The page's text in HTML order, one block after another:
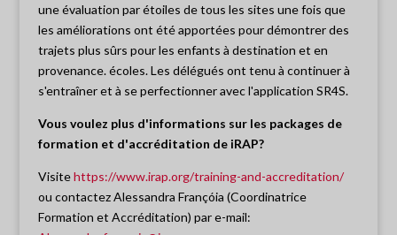
une évaluation par étoiles de tous les sites une fois que
les améliorations ont été apportées pour démontrer des
trajets plus sûrs pour les enfants à destination et en
provenance. écoles. Les délégués ont tenu à continuer à
s'entraîner et à se perfectionner avec l'application SR4S.
Vous voulez plus d'informations sur les packages de
formation et d'accréditation de iRAP?
Visitehttps://www.irap.org/training-and-accreditation/
ou contactez Alessandra Françóia (Coordinatrice
Formation et Accréditation) par e-mail: